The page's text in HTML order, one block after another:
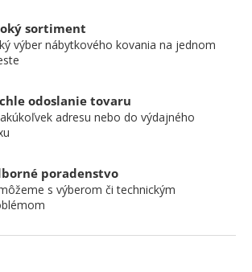
sortiment
výber nábytkového kovania na jednom
odoslanie tovaru
adresu nebo do výdajného
poradenstvo
s výberom či technickým